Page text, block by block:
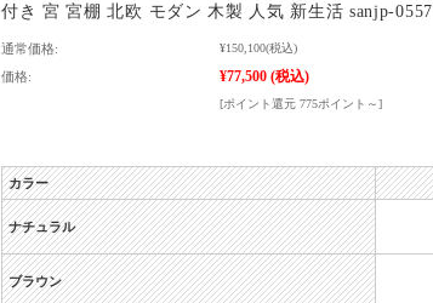
付き 宮 宮棚 北欧 モダン 木製 人気 新生活 sanjp-0557
通常価格: ¥150,100(税込)
価格: ¥77,500 (税込)
[ポイント還元 775ポイント～]
カラー
ナチュラル
ブラウン